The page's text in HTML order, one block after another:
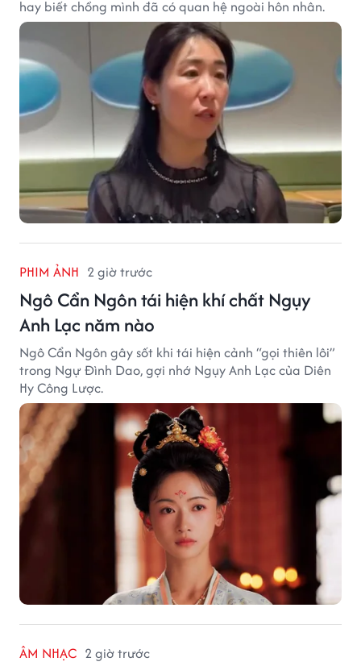
hay biết chồng mình đã có quan hệ ngoài hôn nhân.
PHIM ẢNH 2 giờ trước
Ngô Cẩn Ngôn tái hiện khí chất Ngụy
Anh Lạc năm nào
Ngô Cẩn Ngôn gây sốt khi tái hiện cảnh “gọi thiên lôi”
trong Ngự Đình Dao, gợi nhớ Ngụy Anh Lạc của Diên
Hy Công Lược.
ÂM NHẠC 2 giờ trước